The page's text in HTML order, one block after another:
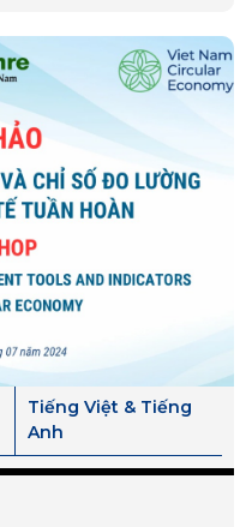
Tiếng Việt & Tiếng
Anh